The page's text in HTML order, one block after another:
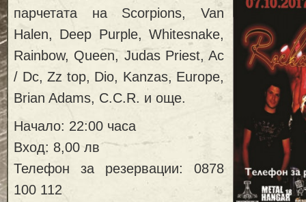
парчетата на Scorpions, Van
Halen, Deep Purple, Whitesnake,
Rainbow, Queen, Judas Priest, Ac
/ Dc, Zz top, Dio, Kanzas, Europe,
Brian Adams, C.C.R. и още.
Начало: 22:00 часа
Вход: 8,00 лв
Телефон за резервации: 0878
100 112